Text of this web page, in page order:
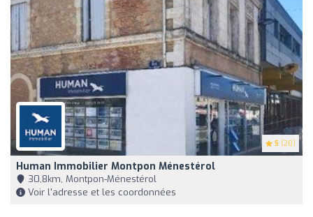
5 (20)
Human Immobilier Montpon Ménestérol
30,8km, Montpon-Ménestérol
Voir l'adresse et les coordonnées